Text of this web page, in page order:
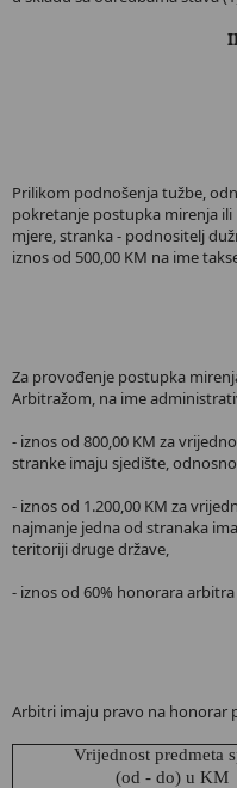
Prilikom podnošenja tužbe,
pokretanje postupka mirenja
mjere, stranka - podnositelj
iznos od 500,00 KM na ime
Za provođenje postupka
Arbitražom, na ime
- iznos od 800,00 KM za
stranke imaju sjedište,
- iznos od 1.200,00 KM za
najmanje jedna od stranaka
teritoriji druge države,
- iznos od 60% honorara
Arbitri imaju pravo na honorar
Vrijednost predmeta
(od - do) u KM